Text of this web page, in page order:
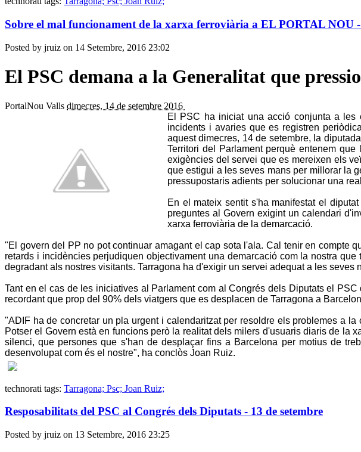
Sobre el mal funcionament de la xarxa ferroviària a EL PORTAL NOU -
Posted by jruiz on 14 Setembre, 2016 23:02
El PSC demana a la Generalitat que
PortalNou Valls dimecres, 14 de setembre 2016
El PSC ha iniciat una acció conjunta a
incidents i avaries que es registren
aquest dimecres, 14 de setembre, la
Territori del Parlament perquè entenem
exigències del servei que es mereixen els
que estigui a les seves mans per millorar la
pressupostaris adients per solucionar una
En el mateix sentit s'ha manifestat el
preguntes al Govern exigint un calendari
xarxa ferroviària de la demarcació.
"El govern del PP no pot continuar amagant el cap sota l'ala. Cal tenir en compte
retards i incidències perjudiquen objectivament una demarcació com la nostra
degradant als nostres visitants. Tarragona ha d'exigir un servei adequat a les
Tant en el cas de les iniciatives al Parlament com al Congrés dels Diputats el
recordant que prop del 90% dels viatgers que es desplacen de Tarragona a
"ADIF ha de concretar un pla urgent i calendaritzat per resoldre els problemes a
Potser el Govern està en funcions però la realitat dels milers d'usuaris diaris de la
silenci, que persones que s'han de desplaçar fins a Barcelona per motius de
desenvolupat com és el nostre", ha conclòs Joan Ruiz.
technorati tags: Tarragona; Psc; Joan Ruiz;
Resposabilitats del PSC al Congrés dels Diputats - 13 de setembre
Posted by jruiz on 13 Setembre, 2016 23:25